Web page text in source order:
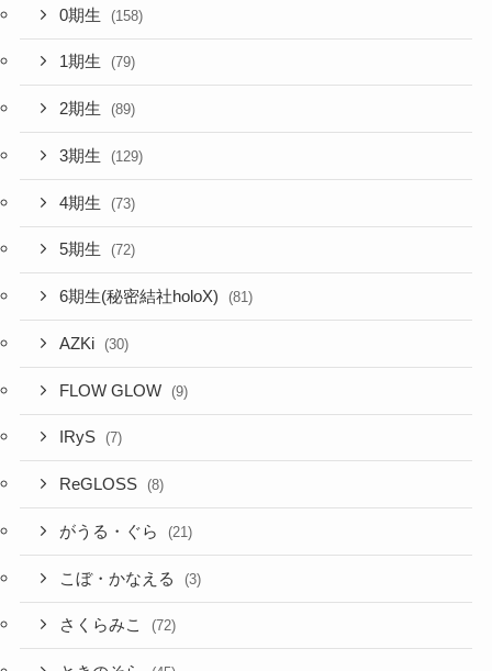
0期生 (158)
1期生 (79)
2期生 (89)
3期生 (129)
4期生 (73)
5期生 (72)
6期生(秘密結社holoX) (81)
AZKi (30)
FLOW GLOW (9)
IRyS (7)
ReGLOSS (8)
がうる・ぐら (21)
こぼ・かなえる (3)
さくらみこ (72)